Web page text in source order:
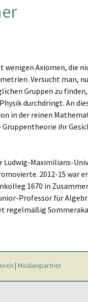
Axiomen, die
Versucht man,
Gruppen zu
durchdringt. An
in der reinen
ihr
Ludwig-Maximilians-
2012-15 war
1670 in
Professor für
regelmäßig
| Medienpartner